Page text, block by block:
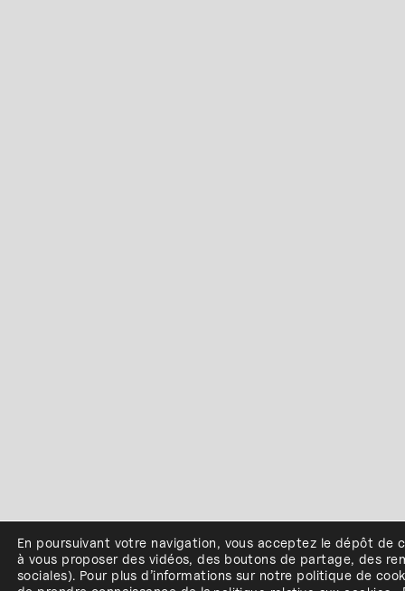
En poursuivant votre navigation, vous acceptez le dépôt de
à vous proposer des vidéos, des boutons de partage, des
sociales). Pour plus d’informations sur notre politique de